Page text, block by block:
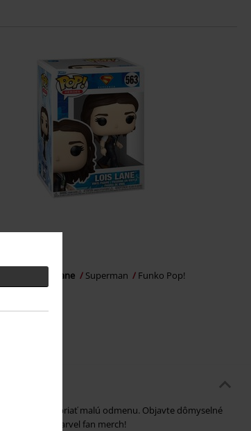
č.563 Lois Lane Superman Funko Pop!
si tiež dopriať malú odmenu. Objavte dômyselné
Marvel fan merch!